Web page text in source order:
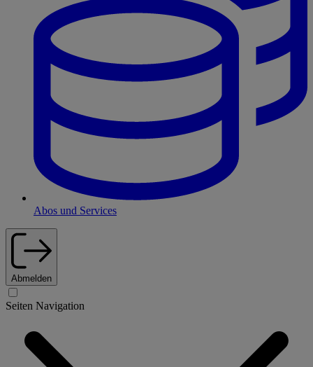
Abos und Services
Abmelden
Seiten Navigation